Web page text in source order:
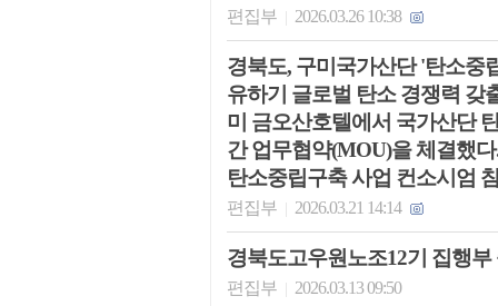
편집부 | 2026.03.26 10:38
경북도, 구미국가산단 '탄소중
유하기 글로벌 탄소 경쟁력 갖
미 금오산호텔에서 국가산단
간 업무협약(MOU)을 체결했
탄소중립구축 사업 컨소시엄
편집부 | 2026.03.21 14:14
경북도고우원노조12기 집행부
편집부 | 2026.03.13 09:50